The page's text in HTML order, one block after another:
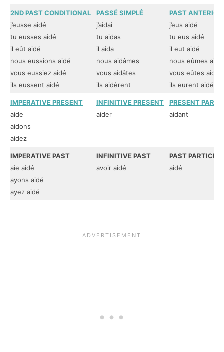
2ND PAST CONDITIONAL
j’eusse aidé
tu eusses aidé
il eût aidé
nous eussions aidé
vous eussiez aidé
ils eussent aidé
PASSÉ SIMPLÉ
j’aidai
tu aidas
il aida
nous aidâmes
vous aidâtes
ils aidèrent
PAST ANTERIOR
j’eus aidé
tu eus aidé
il eut aidé
nous eûmes aidé
vous eûtes aidé
ils eurent aidé
IMPERATIVE PRESENT
aide
aidons
aidez
INFINITIVE PRESENT
aider
PRESENT
aidant
IMPERATIVE PAST
aie aidé
ayons aidé
ayez aidé
INFINITIVE PAST
avoir aidé
PAST
aidé